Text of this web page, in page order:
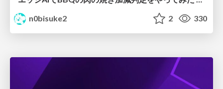
n0bisuke2
2 330